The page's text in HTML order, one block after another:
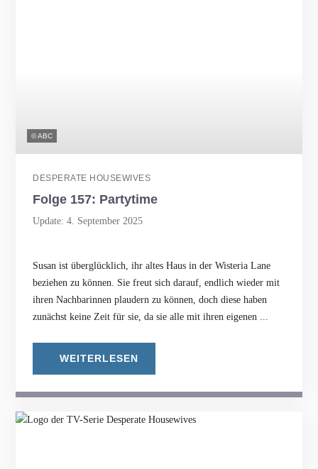
© ABC
DESPERATE HOUSEWIVES
Folge 157: Partytime
Update: 4. September 2025
Susan ist überglücklich, ihr altes Haus in der Wisteria Lane
beziehen zu können. Sie freut sich darauf, endlich wieder mit
ihren Nachbarinnen plaudern zu können, doch diese haben
zunächst keine Zeit für sie, da sie alle mit ihren eigenen ...
WEITERLESEN